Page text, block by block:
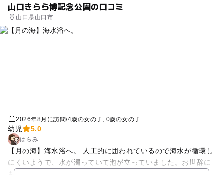
山口きらら博記念公園の口コミ
山口県山口市
2026年8月に訪問/4歳の女の子 0歳の女の子
幼児 5.0
はらみ
【月の海】海水浴へ。 人工的に囲われているので海水が循環し
にくいようで、水が濁っていて泡が立っていました。お世辞に